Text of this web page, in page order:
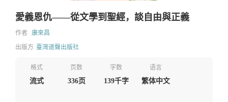
愛義恩仇——從文學到聖經，談自由與正義
作者 康來昌
出版方 臺灣道聲出版社
格式
流式
页数
336页
字数
139千字
语言
繁体中文